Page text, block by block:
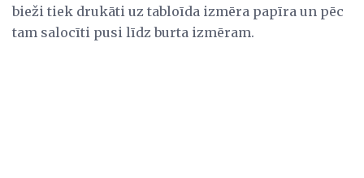
bieži tiek drukāti uz tabloīda izmēra papīra un pēc
tam salocīti pusi līdz burta izmēram.